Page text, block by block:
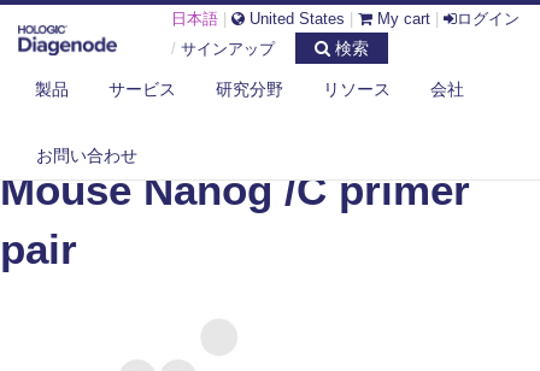
日本語 United States My cart
ログイン
/ サインアップ 検索
製品 サービス 研究分野 リソース 会社
お問い合わせ
Mouse Nanog /C primer
pair